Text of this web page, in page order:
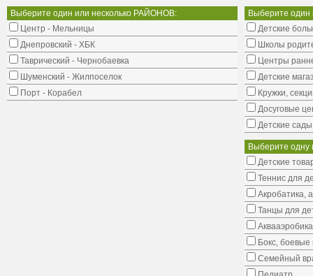
Выберите один или несколько РАЙОНОВ:
Центр - Мельницы
Днепровский - ХБК
Таврический - Чернобаевка
Шуменский - Жилпоселок
Порт - Корабел
Выберите
Детские
Школы
Центры
Детские
Кружки,
Досуговые
Детские сады
Выберите одну
Детские
Теннис для
Акробатика,
Танцы для
Бокс, боевые
Семейный